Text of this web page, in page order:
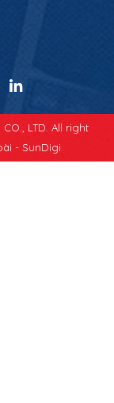
CO., LTD. All right
- SunDigi